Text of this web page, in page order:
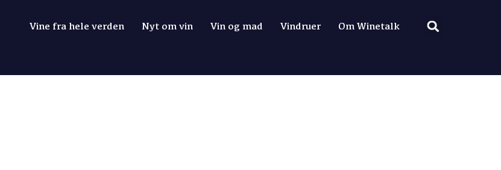
Vine fra hele verden Nyt om vin Vin og mad Vindruer Om Winetalk